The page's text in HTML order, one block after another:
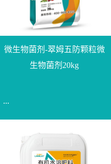
微生物菌剂-翠姆五防颗粒微
生物菌剂20kg
...
【通用名称】微生物菌剂
【产品剂型】颗粒【产品